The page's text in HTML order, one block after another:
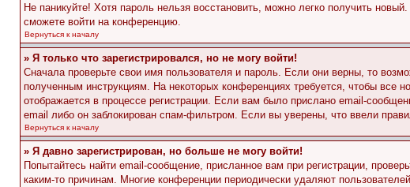
Не паникуйте! Хотя пароль нельзя восстановить, можно легко получить
сможете войти на конференцию.
Вернуться к началу
» Я только что зарегистрировался, но не могу войти!
Сначала проверьте свои имя пользователя и пароль. Если они верны, то
полученным инструкциям. На некоторых конференциях требуется, чтобы
отображается в процессе регистрации. Если вам было прислано email-
email либо он заблокирован спам-фильтром. Если вы уверены, что ввели
Вернуться к началу
» Я давно зарегистрирован, но больше не могу войти!
Попытайтесь найти email-сообщение, присланное вам при регистрации,
каким-то причинам. Многие конференции периодически удаляют